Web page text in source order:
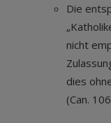
Die
nicht
dies
(Can.